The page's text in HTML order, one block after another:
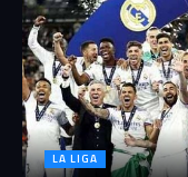
LA LIGA